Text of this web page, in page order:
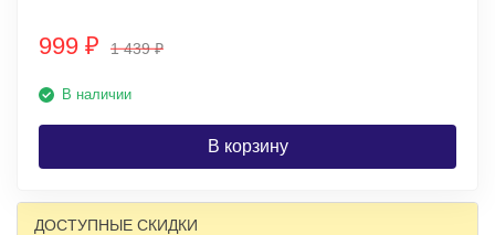
999 ₽ 1 439₽
В наличии
В корзину
ДОСТУПНЫЕ СКИДКИ